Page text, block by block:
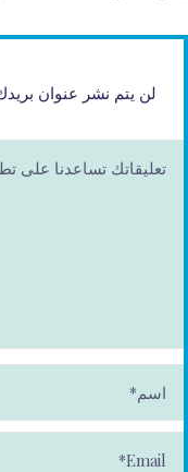
لن يتم نشر عنوان
م
*